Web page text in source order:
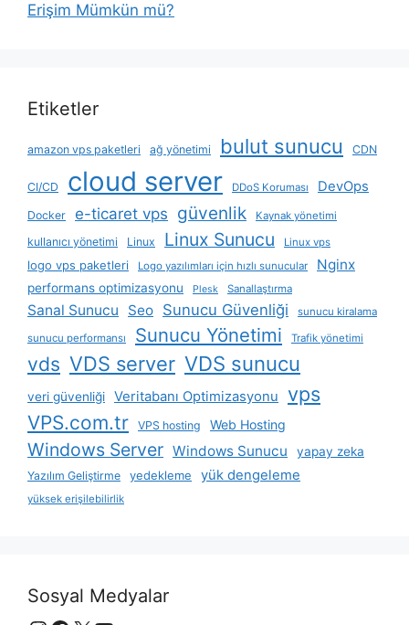
Erişim Mümkün mü?
Etiketler
amazon vps paketleri ağ yönetimi bulut sunucu CDN
CI/CD cloud server DDoS Koruması DevOps
Docker e-ticaret vps güvenlik Kaynak yönetimi
kullanıcı yönetimi Linux Linux Sunucu Linux vps
logo vps paketleri Logo yazılımları için hızlı sunucular Nginx
performans optimizasyonu Plesk Sanallaştırma
Sanal Sunucu Seo Sunucu Güvenliği sunucu kiralama
sunucu performansı Sunucu Yönetimi Trafik yönetimi
vds VDS server VDS sunucu
veri güvenliği Veritabanı Optimizasyonu vps
VPS.com.tr VPS hosting Web Hosting
Windows Server Windows Sunucu yapay zeka
Yazılım Geliştirme yedekleme yük dengeleme
yüksek erişilebilirlik
Sosyal Medyalar